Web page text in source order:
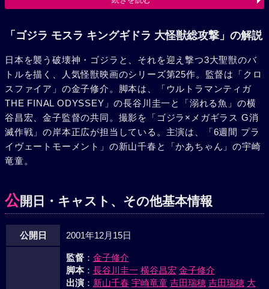
先、ゴジラが焼津に上陸。更にバラゴンが地中から出現し、
ワーアップしているゴジラの敵ではなく、バラゴンを倒した
した。迎え撃つモスラとギドラは、壮絶なバトルを展開。し
かし、ギドラもモスラの力を借りてキングギドラへと姿を変
えるも、遂に力尽きてしまう。ところがその時、3聖獣が光
となってゴジラを海中へと引きずり込んだ。ゴジラを撃退す
るには聖獣と共に戦うしかないと考え、D-03ミサイルを搭載
した特殊潜航艇さつまに乗り込んでいた立花准将は、この時
をチャンスとばかりさつまもろともゴジラの体内へと突っ込
んで行く。そんな父親の姿に心打たれた由里は、報道へのプ
意し、レポートを続けた。そして、ゴジラの体内D-03を発射
し、ゴジラを倒すことに成功した立花准将は、無事、生還を
動を続けていたのである。
「ゴジラ モスラ キングギドラ 大怪獣総攻撃」の解説
日本を襲う破壊神・ゴジラと、それを迎え撃つ3大聖獣のバ
トルを描く、人気怪獣映画のシリーズ第25作。監督は「クロ
スファイア」の金子修介。脚本は、「ウルトラマンティガ
THE FINAL ODYSSEY」の長谷川圭一と「溺れる魚」の横
谷昌宏、金子監督の共同。撮影を「ゴジラ×メガギラス G消
滅作戦」の岸本正広が担当している。主演は、「6週間 プラ
イヴェートモーメント」の新山千春と「かあちゃん」の宇崎
竜童。
公開日・キャスト、その他基本情報
公開日 2001年12月15日
監督： 金子修介
脚本： 長谷川圭一 横谷昌宏 金子修介
出演： 新山千春 宇崎竜童 吉田瑞穂 吉田瑞穂 大